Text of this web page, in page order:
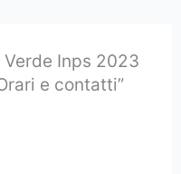
Verde Inps 2023
e contatti”